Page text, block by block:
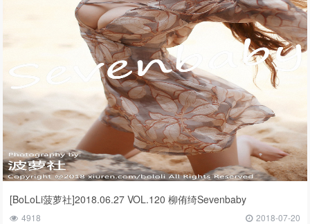
[BoLoLi菠萝社]2018.06.27 VOL.120 柳侑绮Sevenbaby
4918 2018-07-20